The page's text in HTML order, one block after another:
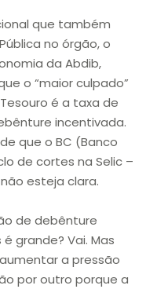
que também
no órgão, o
da Abdib,
o “maior culpado”
é a taxa de
incentivada.
que o BC (Banco
de cortes na Selic –
esteja clara.
de debênture
grande? Vai. Mas
a pressão
por outro porque a